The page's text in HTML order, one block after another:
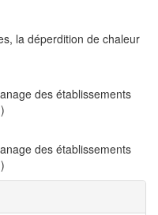
la déperdition de chaleur
des établissements
des établissements